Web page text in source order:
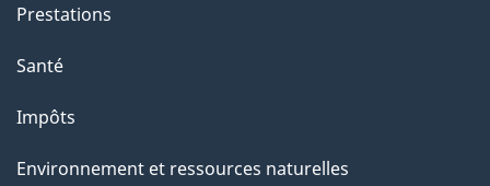
s
u
c
e
Prestations
Santé
Impôts
Environnement et ressources naturelles